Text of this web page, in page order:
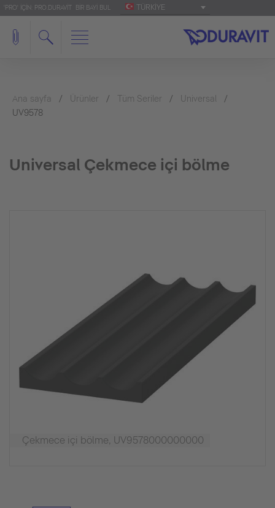
'PRO' IÇIN: PRO.DURAVIT BIR BAYI BUL TÜRKIYE
Ana sayfa Ürünler Tüm Seriler
Universal
UV9578
Universal Çekmece içi bölme
Çekmece içi bölme, UV9578000000000